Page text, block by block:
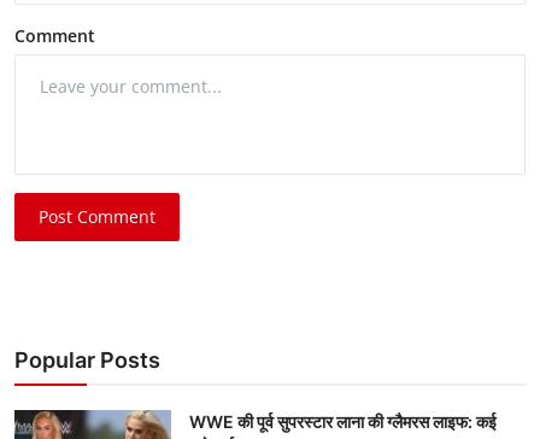
Comment
Post Comment
Popular Posts
WWE की पूर्व सुपरस्टार लाना की ग्लैमरस लाइफ: कई